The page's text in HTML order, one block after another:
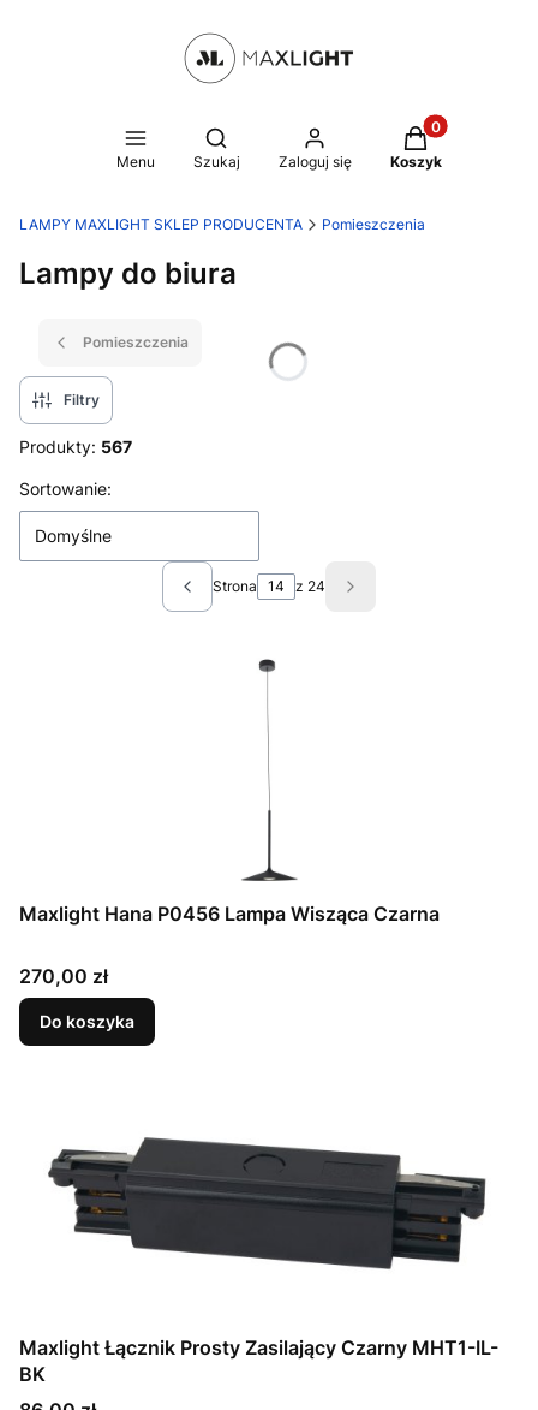
Menu
Otwórz wyszukiwarkę
Szukaj Zaloguj się
Produkty w
Koszyk
LAMPY MAXLIGHT SKLEP PRODUCENTA Pomieszczenia
Lampy do biura
Pomieszczenia
Filtry
Produkty: 567
Lista produktów
Sortowanie:
Domyślne
Poprzednie produkty
Strona z 24 Następne produkty
Maxlight Hana P0456 Lampa Wisząca Czarna
Cena
270,00 zł
Do koszyka
Maxlight Łącznik Prosty Zasilający Czarny MHT1-IL-
BK